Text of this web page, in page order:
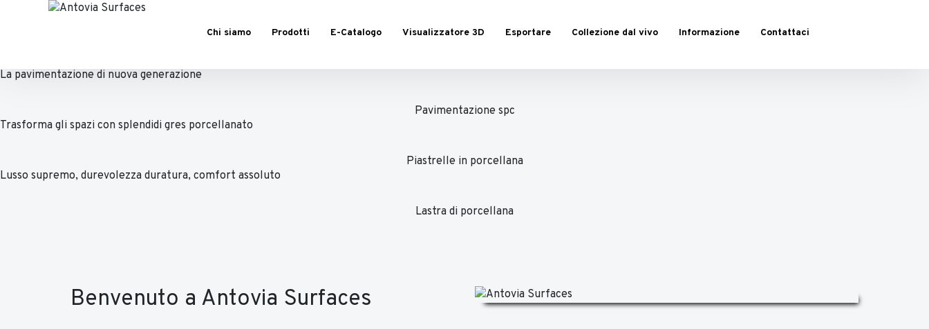
Chi siamo Prodotti E-Catalogo Visualizzatore 3D Esportare Collezione dal vivo Informazione Contattaci
La pavimentazione di nuova generazione
Pavimentazione spc
Trasforma gli spazi con splendidi gres porcellanato
Piastrelle in porcellana
Lusso supremo, durevolezza duratura, comfort assoluto
Lastra di porcellana
Benvenuto a Antovia Surfaces